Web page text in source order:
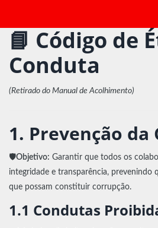
📘 Código de
Conduta
(Retirado do Manual de Acolhimento)
1. Prevenção da
🛡️Objetivo: Garantir que todos os
integridade e transparência, prevenindo
que possam constituir corrupção.
1.1 Condutas